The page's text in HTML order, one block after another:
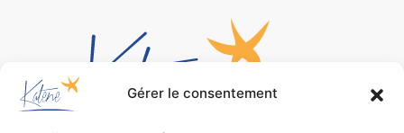
Gérer le consentement